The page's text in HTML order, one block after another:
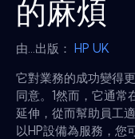
的麻煩
由...出版： HP UK
它對業務的成功變得
同意。1然而，它通
延伸，從而幫助員工
以HP設備為服務，您